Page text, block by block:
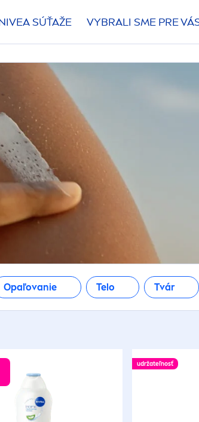
SÚŤAŽE VYBRALI SME PRE
Opaľovanie Telo Tvár
udržateľnosť